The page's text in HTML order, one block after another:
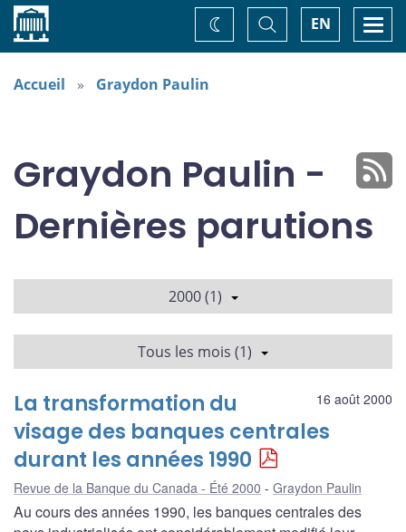
Accueil EN
Basculer
la
recherche
Changez
de
Accueil Graydon Paulin
Graydon Paulin -
Dernières parutions
2000 (1)
Tous les mois (1)
16 août 2000
La transformation du
visage des banques centrales
durant les années 1990
Revue de la Banque du Canada - Été 2000 Graydon Paulin
Au cours des années 1990, les banques centrales des